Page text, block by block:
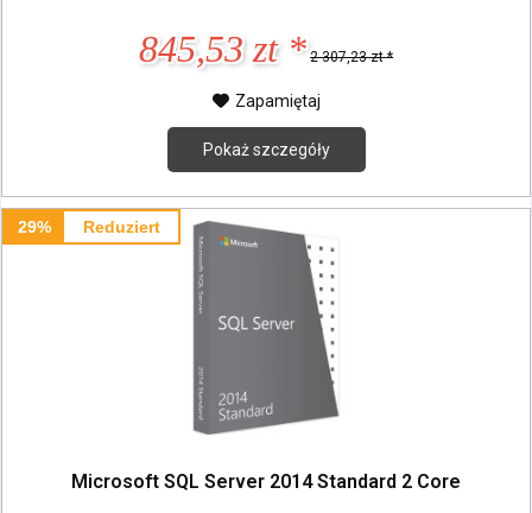
845,53 zt * 2 307,23 zt *
Zapamiętaj
Pokaż szczegóły
29% Reduziert
Microsoft SQL Server 2014 Standard 2 Core